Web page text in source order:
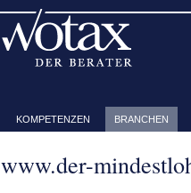
KOMPETENZEN BRANCHEN
www.der-